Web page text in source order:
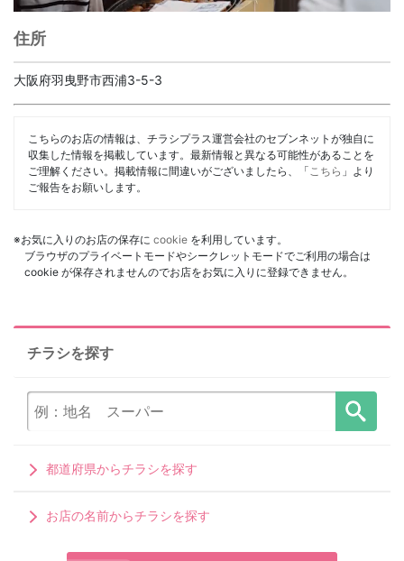
住所
大阪府羽曳野市西浦3-5-3
こちらのお店の情報は、チラシプラス運営会社のセブンネットが独自に
収集した情報を掲載しています。最新情報と異なる可能性があることを
ご理解ください。掲載情報に間違いがございましたら、「 こちら 」より
ご報告をお願いします。
※お気に入りのお店の保存に cookie を利用しています。
ブラウザのプライベートモードやシークレットモードでご利用の場合は
cookie が保存されませんのでお店をお気に入りに登録できません。
チラシを探す
都道府県からチラシを探す
お店の名前からチラシを探す